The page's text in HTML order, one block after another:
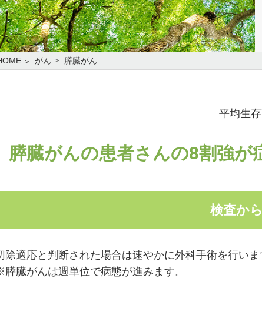
がん 膵臓がん
平均生
膵臓がんの患者さんの8割強
検査か
除適応と判断された場合は速やかに外科手術を行いま
臓がんは週単位で病態が進みます。